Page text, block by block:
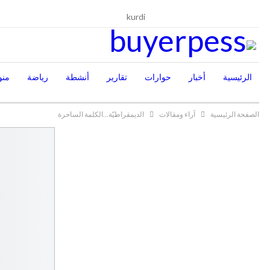
kurdi
الرئيسية أخبار حوارات تقارير أنشطة رياضة
الصفحة الرئيسية آراء ومقالات الديمقراطيّة…الكلمة الساحرة